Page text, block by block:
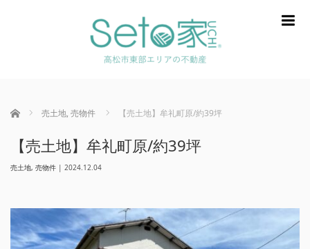
ホーム 売土地, 売物件 【売土地】牟礼町原/約39坪
【売土地】牟礼町原/約39坪
売土地, 売物件 | 2024.12.04